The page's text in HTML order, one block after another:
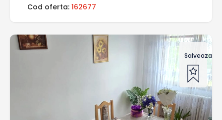
Cod oferta: 162677
Salveaza